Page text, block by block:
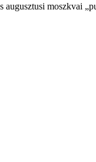
moszkvai